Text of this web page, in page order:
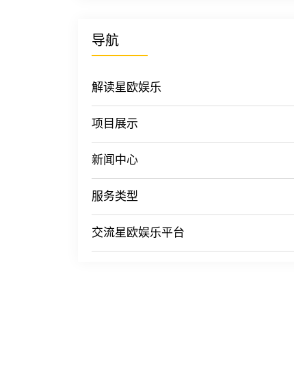
导航
解读星欧娱乐
项目展示
新闻中心
服务类型
交流星欧娱乐平台